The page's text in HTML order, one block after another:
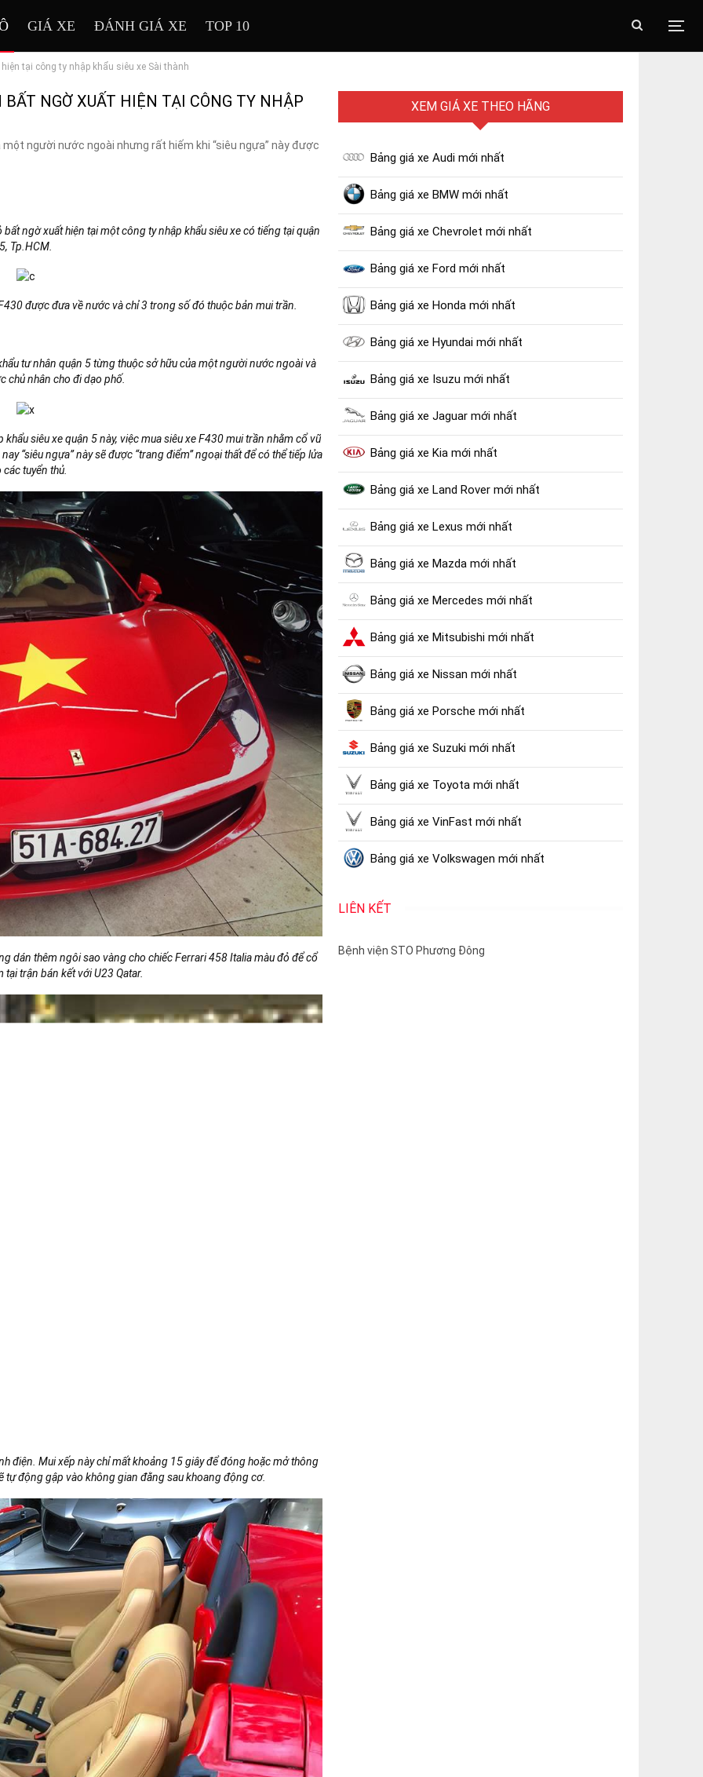
GIÁ XE ĐÁNH GIÁ XE TOP 10
tại công ty nhập khẩu siêu xe Sài thành
NGỜ XUẤT HIỆN TẠI CÔNG TY NHẬP
người nước ngoài nhưng rất hiếm khi “siêu ngựa” này được
bất ngờ xuất hiện tại một công ty nhập khẩu siêu xe có tiếng tại quận
5, Tp.HCM.
được đưa về nước và chỉ 3 trong số đó thuộc bản mui trần.
tư nhân quận 5 từng thuộc sở hữu của một người nước ngoài và
cho đi dạo phố.
siêu xe quận 5 này, việc mua siêu xe F430 mui trần nhằm cổ vũ
“siêu ngựa” này sẽ được “trang điểm” ngoại thất để có thể tiếp lửa
các tuyển thủ.
XEM GIÁ XE THEO HÃNG
Bảng giá xe Audi mới nhất
Bảng giá xe BMW mới nhất
Bảng giá xe Chevrolet mới nhất
Bảng giá xe Ford mới nhất
Bảng giá xe Honda mới nhất
Bảng giá xe Hyundai mới nhất
Bảng giá xe Isuzu mới nhất
Bảng giá xe Jaguar mới nhất
Bảng giá xe Kia mới nhất
Bảng giá xe Land Rover mới nhất
Bảng giá xe Lexus mới nhất
Bảng giá xe Mazda mới nhất
Bảng giá xe Mercedes mới nhất
Bảng giá xe Mitsubishi mới nhất
Bảng giá xe Nissan mới nhất
Bảng giá xe Porsche mới nhất
Bảng giá xe Suzuki mới nhất
Bảng giá xe Toyota mới nhất
Bảng giá xe VinFast mới nhất
Bảng giá xe Volkswagen mới nhất
LIÊN KẾT
Bệnh viện STO Phương Đông